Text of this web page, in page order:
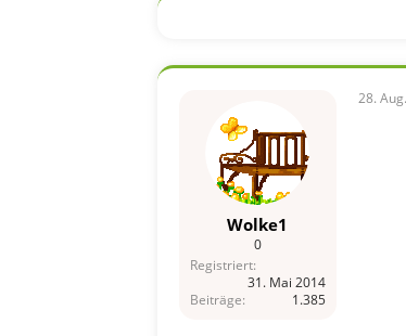
Wolke1
0
Registriert
31. Mai 2014
Beiträge
1.385
28.